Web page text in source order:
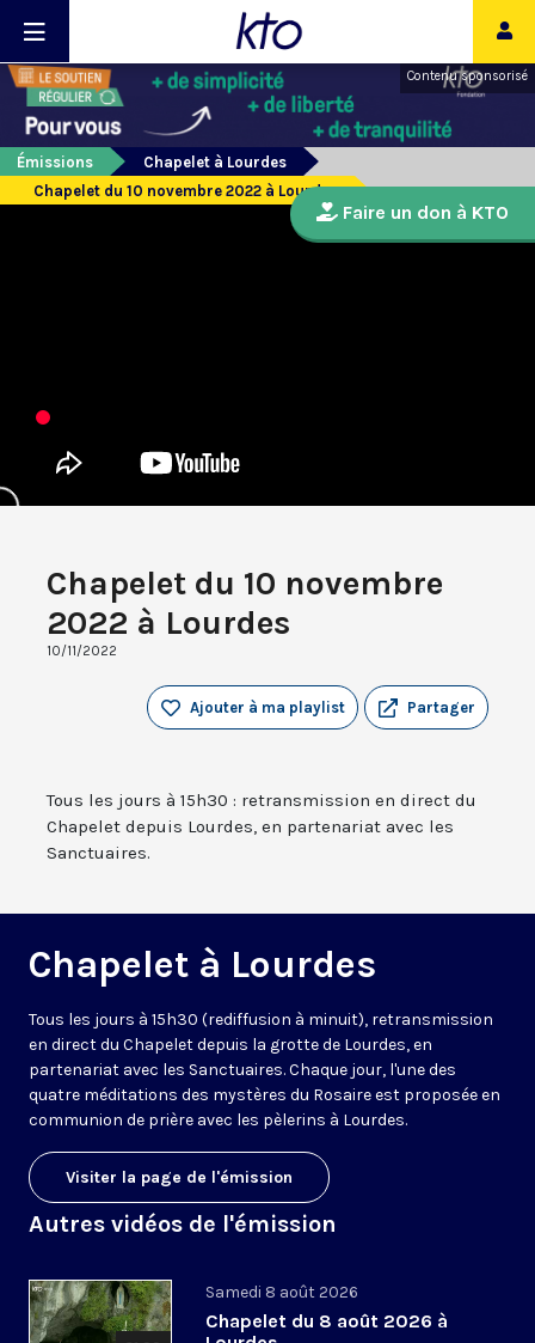
Contenu sponsorisé
Émissions
Chapelet à Lourdes
Chapelet du 10 novembre 2022 à Lourdes
Chapelet du 10 novembre
2022 à Lourdes
10/11/2022
Partager
Ajouter à ma playlist
Tous les jours à 15h30 : retransmission en direct du
Chapelet depuis Lourdes, en partenariat avec les
Sanctuaires.
Chapelet à Lourdes
Tous les jours à 15h30 (rediffusion à minuit), retransmission
en direct du Chapelet depuis la grotte de Lourdes, en
partenariat avec les Sanctuaires. Chaque jour, l'une des
quatre méditations des mystères du Rosaire est proposée en
communion de prière avec les pèlerins à Lourdes.
Visiter la page de l'émission
Autres vidéos de l'émission
Samedi 8 août 2026
Chapelet du 8 août 2026 à
Faire un don à KTO